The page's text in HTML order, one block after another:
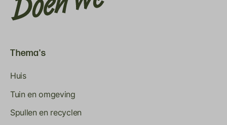
Thema's
Huis
Tuin en omgeving
Spullen en recyclen